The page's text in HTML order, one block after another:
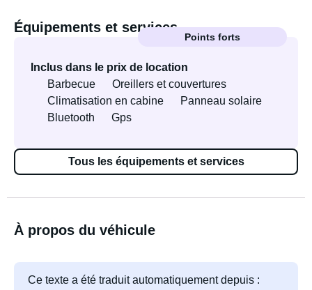
Équipements et services
Points forts
Inclus dans le prix de location
Barbecue
Oreillers et couvertures
Climatisation en cabine
Panneau solaire
Bluetooth
Gps
Tous les équipements et services
À propos du véhicule
Ce texte a été traduit automatiquement depuis :